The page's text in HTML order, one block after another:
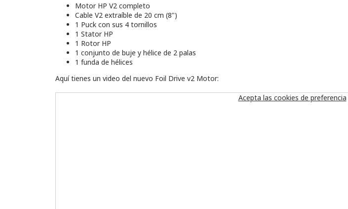
Motor HP V2 completo
Cable V2 extraíble de 20 cm (8")
1 Puck con sus 4 tornillos
1 Stator HP
1 Rotor HP
1 conjunto de buje y hélice de 2 palas
1 funda de hélices
Aquí tienes un video del nuevo Foil Drive v2 Motor:
Acepta las cookies de preferencia